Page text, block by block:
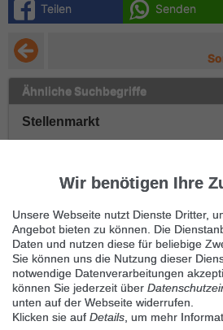
Teilen Senden
Ähnliche Suchbegriffe
Stellenmarkt
Büroarbeit
Sonstige Nebenjobs
Onlinetätigkeit
Vertrieb
Wir benötigen Ihre
Unsere Webseite nutzt Dienste Dritter,
Angebot bieten zu können. Die
Daten und nutzen diese für beliebige
Sie können uns die Nutzung dieser
notwendige Datenverarbeitungen
können Sie jederzeit über
unten auf der Webseite widerrufen.
Klicken sie auf Details , um mehr